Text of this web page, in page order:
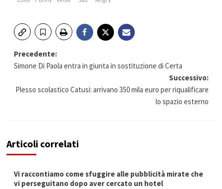
Navigazione
Precedente:
Simone Di Paola entra in giunta in sostituzione di Certa
Successivo:
Plesso scolastico Catusi: arrivano 350 mila euro per riqualificare
lo spazio esterno
Articoli correlati
Vi raccontiamo come sfuggire alle pubblicità mirate che
vi perseguitano dopo aver cercato un hotel